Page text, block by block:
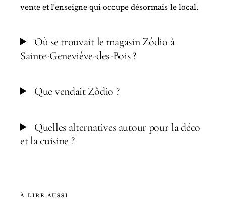
vente et l'enseigne qui occupe désormais le local.
Où se trouvait le magasin Zôdio à
Sainte-Geneviève-des-Bois ?
Que vendait Zôdio ?
Quelles alternatives autour pour la déco
et la cuisine ?
À LIRE AUSSI